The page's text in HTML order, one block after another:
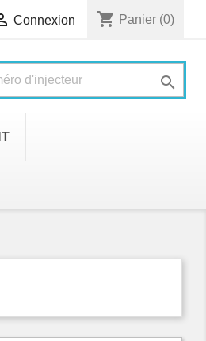
Connexion shopping_cart Panier (0)
